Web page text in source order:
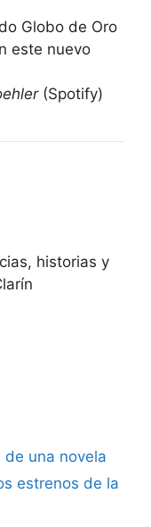
Globo de Oro
este nuevo
(Spotify)
historias y
una novela
estrenos de la